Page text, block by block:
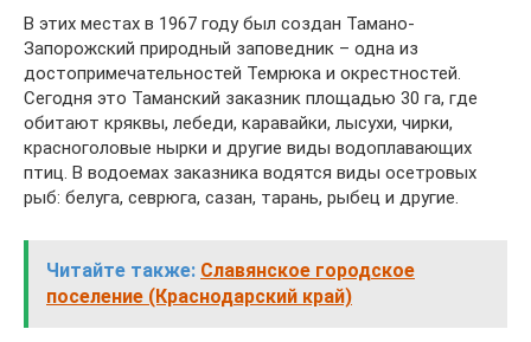
В этих местах в 1967 году был создан Тамано-
Запорожский природный заповедник – одна из
достопримечательностей Темрюка и окрестностей.
Сегодня это Таманский заказник площадью 30 га, где
обитают кряквы, лебеди, каравайки, лысухи, чирки,
красноголовые нырки и другие виды водоплавающих
птиц. В водоемах заказника водятся виды осетровых
рыб: белуга, севрюга, сазан, тарань, рыбец и другие.
Читайте также: Славянское городское
поселение (Краснодарский край)